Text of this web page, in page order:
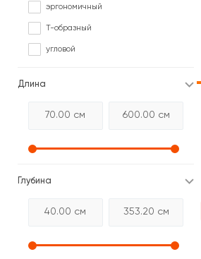
эргономичный
Т-образный
угловой
Длина
Глубина